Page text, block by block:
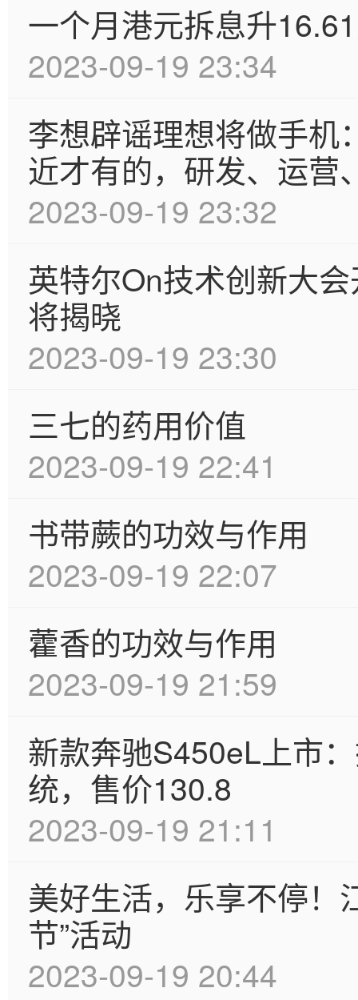
一个月港元拆息升
2023-09-19 23:34
李想辟谣理想将做手机
近才有的，研发、运营
2023-09-19 23:32
英特尔On技术创新大
将揭晓
2023-09-19 23:30
三七的药用价值
2023-09-19 22:41
书带蕨的功效与作用
2023-09-19 22:07
藿香的功效与作用
2023-09-19 21:59
新款奔驰S450eL上市
统，售价130.8
2023-09-19 21:11
美好生活，乐享不停！
节”活动
2023-09-19 20:44